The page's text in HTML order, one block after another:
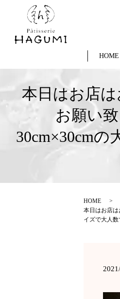
HOME
本日はお店
お願い
30cm×30cm
HOME
本日はお店
イズで大人数